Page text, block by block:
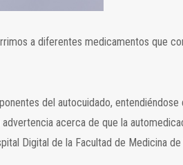
a diferentes medicamentos que
del autocuidado,
acerca de que la
Digital de la Facultad de Medicina